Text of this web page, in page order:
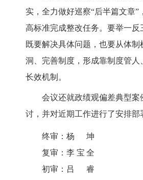
实，全力做好巡察“后半篇文章”
高标准完成整改任务。要举一反
既要解决具体问题，也要从体制
洞、完善制度，形成靠制度管人
长效机制。
会议还就政绩观偏差典型案
讨，并对近期工作进行了安排部
终审： 杨坤
复审： 李宝全
初审： 吕睿